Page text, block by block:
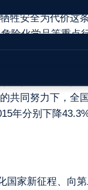
牲安全为代价这
险化学品等重点
公厅、国务院办
矿山、消防、交
域安全生产风险
共同努力下，全
年分别下降
国家新征程、向